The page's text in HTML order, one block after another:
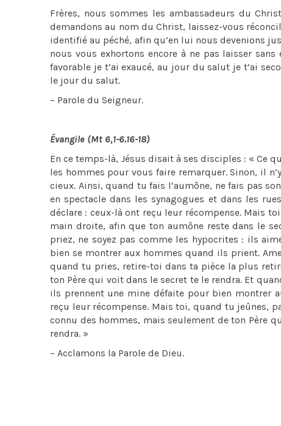
Frères, nous sommes les ambassadeurs du
demandons au nom du Christ, laissez-vous
identifié au péché, afin qu’en lui nous devenions
nous vous exhortons encore à ne pas laisser
favorable je t’ai exaucé, au jour du salut je t’ai
le jour du salut.
– Parole du Seigneur.
Évangile (Mt 6,1-6.16-18)
En ce temps-là, Jésus disait à ses disciples : « Ce
les hommes pour vous faire remarquer. Sinon, il
cieux. Ainsi, quand tu fais l’aumône, ne fais pas
en spectacle dans les synagogues et dans les
déclare : ceux-là ont reçu leur récompense. Mais
main droite, afin que ton aumône reste dans le
priez, ne soyez pas comme les hypocrites : ils
bien se montrer aux hommes quand ils prient.
quand tu pries, retire-toi dans ta pièce la plus
ton Père qui voit dans le secret te le rendra. Et
ils prennent une mine défaite pour bien montrer
reçu leur récompense. Mais toi, quand tu jeûnes,
connu des hommes, mais seulement de ton Père
rendra. »
– Acclamons la Parole de Dieu.